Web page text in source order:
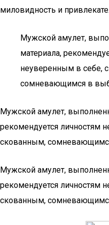
миловидность и
Мужской амулет,
материала,
неуверенным в себе,
сомневающимся в
Мужской амулет,
рекомендуется личностям
скованным,
Мужской амулет,
рекомендуется личностям
скованным,